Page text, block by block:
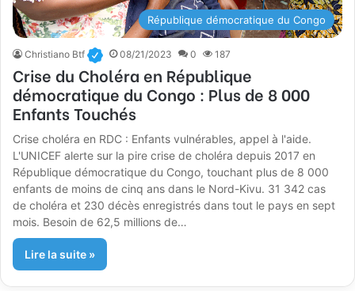
République démocratique du Congo
Christiano Btf 08/21/2023 0 187
Crise du Choléra en République
démocratique du Congo : Plus de 8 000
Enfants Touchés
Crise choléra en RDC : Enfants vulnérables, appel à l'aide.
L'UNICEF alerte sur la pire crise de choléra depuis 2017 en
République démocratique du Congo, touchant plus de 8 000
enfants de moins de cinq ans dans le Nord-Kivu. 31 342 cas
de choléra et 230 décès enregistrés dans tout le pays en sept
mois. Besoin de 62,5 millions de…
Lire la suite »